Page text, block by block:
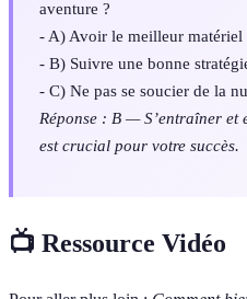
aventure ?
- A) Avoir le meilleur matériel
- B) Suivre une bonne
- C) Ne pas se soucier de la
Réponse : B — S’entraîner et
est crucial pour votre succès.
📺 Ressource Vidéo